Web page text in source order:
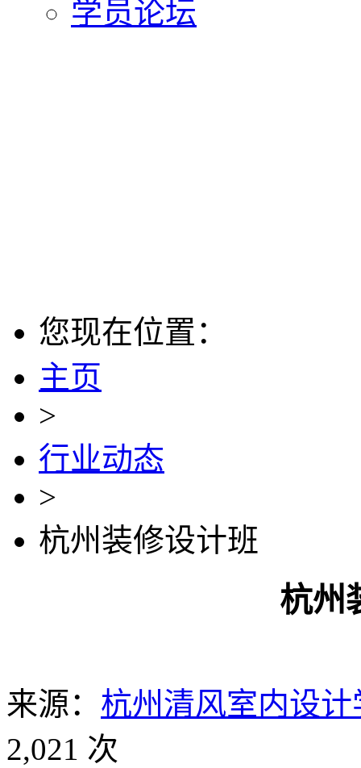
学员论坛
您现在位置：
主页
>
行业动态
>
杭州装修设计班
杭州
来源： 杭州清风室内设计
2,021 次